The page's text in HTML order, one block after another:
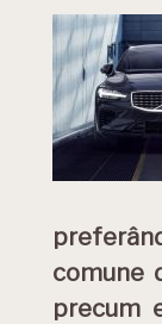
comune
precum